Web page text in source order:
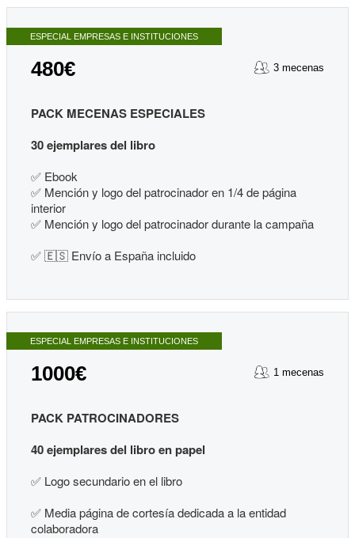
ESPECIAL EMPRESAS E INSTITUCIONES
480€ 3 mecenas
PACK MECENAS ESPECIALES
30 ejemplares del libro
✅ Ebook
✅ Mención y logo del patrocinador en 1/4 de página
interior
✅ Mención y logo del patrocinador durante la campaña
✅ 🇪🇸 Envío a España incluido
ESPECIAL EMPRESAS E INSTITUCIONES
1000€ 1 mecenas
PACK PATROCINADORES
40 ejemplares del libro en papel
✅ Logo secundario en el libro
✅ Media página de cortesía dedicada a la entidad
colaboradora